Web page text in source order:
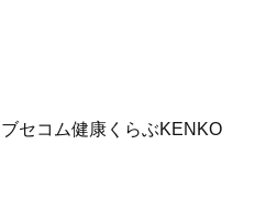
セコム健康くらぶKENKO